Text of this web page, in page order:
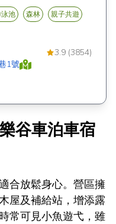
池 森林
親子共遊
3.9 (3854)
1號
谷車泊車宿
合放鬆身心。營區擁
屋及補給站，增添露
常可見小魚遊弋，雖